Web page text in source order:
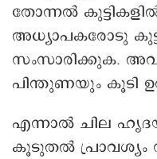
തോന്നൽ
അധ്യാപകരോടു
സംസാരിക്കുക.
പിന്തുണയും കൂടി
എന്നാൽ ചില
കൂടുതൽ പ്രാവശ്യം